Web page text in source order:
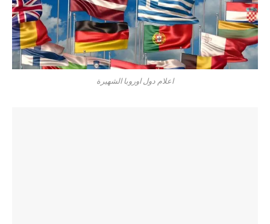
اعلام دول اوروبا الشهيرة